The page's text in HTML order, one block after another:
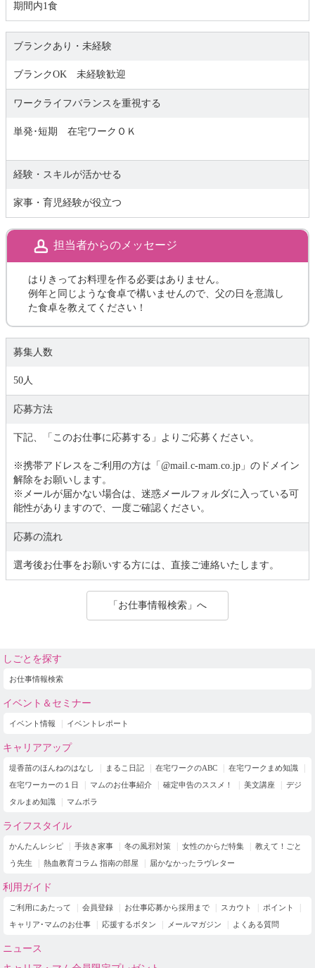
期間内1食
ブランクあり・未経験
ブランクOK 未経験歓迎
ワークライフバランスを重視する
単発･短期 在宅ワークＯＫ
経験・スキルが活かせる
家事・育児経験が役立つ
担当者からのメッセージ
はりきってお料理を作る必要はありません。
例年と同じような食卓で構いませんので、父の日を意識し
た食卓を教えてください！
募集人数
50人
応募方法
下記、「このお仕事に応募する」よりご応募ください。
※携帯アドレスをご利用の方は「@mail.c-mam.co.jp」のドメイン
解除をお願いします。
※メールが届かない場合は、迷惑メールフォルダに入っている可
能性がありますので、一度ご確認ください。
応募の流れ
選考後お仕事をお願いする方には、直接ご連絡いたします。
「お仕事情報検索」へ
しごとを探す
お仕事情報検索
イベント＆セミナー
イベント情報 イベントレポート
キャリアアップ
堤香苗のほんねのはなし まるこ日記 在宅ワークのABC
在宅ワークまめ知識
在宅ワーカーの１日
マムのお仕事紹介 確定申告のススメ！ 美文講座
デジ
タルまめ知識
マムボラ
ライフスタイル
かんたんレシピ 手抜き家事 冬の風邪対策 女性のからだ特集
教えて！ごと
う先生
熱血教育コラム 指南の部屋 届かなかったラヴレター
利用ガイド
ご利用にあたって 会員登録 お仕事応募から採用まで スカウト
ポイント
キャリア･マムのお仕事
応援するボタン メールマガジン よくある質問
ニュース